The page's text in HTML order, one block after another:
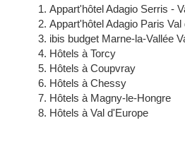
Appart'hôtel Adagio Serris -
Appart'hôtel Adagio Paris Val
ibis budget Marne-la-Vallée
Hôtels à Torcy
Hôtels à Coupvray
Hôtels à Chessy
Hôtels à Magny-le-Hongre
Hôtels à Val d'Europe